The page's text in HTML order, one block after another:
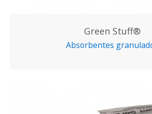
Green Stuff®
Absorbentes